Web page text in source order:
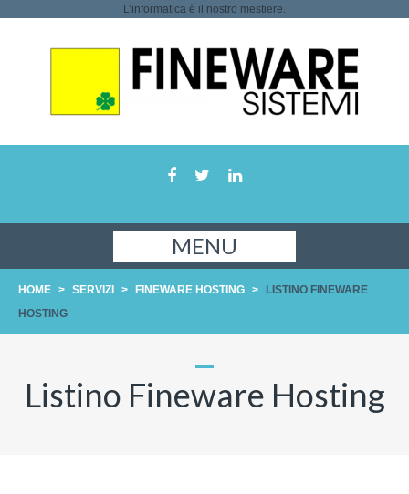
L’informatica è il nostro mestiere.
MENU
HOME > SERVIZI > FINEWARE HOSTING >
LISTINO FINEWARE
HOSTING
Listino Fineware Hosting